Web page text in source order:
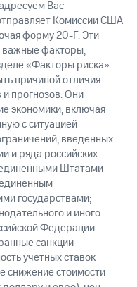
Вас
Комиссии США
форму 20-F. Эти
важные факторы,
«Факторы риска»
причиной отличия
и прогнозов. Они
экономики, включая
с ситуацией
введенных
и ряда российских
Штатами
государствами;
и иного
Федерации
санкции
учетных ставок
снижение стоимости